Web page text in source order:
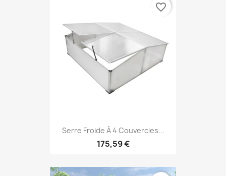
Serre Froide À 4 Couvercles...
175,59 €
favorite_border